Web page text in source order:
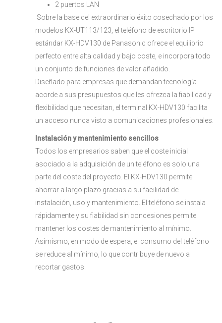
2 puertos LAN
Sobre la base del extraordinario éxito cosechado por los
modelos KX-UT113/123, el teléfono de escritorio IP
estándar KX-HDV130 de Panasonic ofrece el equilibrio
perfecto entre alta calidad y bajo coste, e incorpora todo
un conjunto de funciones de valor añadido.
Diseñado para empresas que demandan tecnología
acorde a sus presupuestos que les ofrezca la fiabilidad y
flexibilidad que necesitan, el terminal KX-HDV130 facilita
un acceso nunca visto a comunicaciones profesionales.
Instalación y mantenimiento sencillos
Todos los empresarios saben que el coste inicial
asociado a la adquisición de un teléfono es solo una
parte del coste del proyecto. El KX-HDV130 permite
ahorrar a largo plazo gracias a su facilidad de
instalación, uso y mantenimiento. El teléfono se instala
rápidamente y su fiabilidad sin concesiones permite
mantener los costes de mantenimiento al mínimo.
Asimismo, en modo de espera, el consumo del teléfono
se reduce al mínimo, lo que contribuye de nuevo a
recortar gastos.